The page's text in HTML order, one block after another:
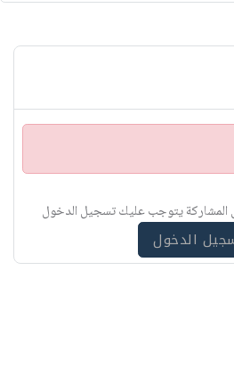
المشاركة يتوجب عليك تسجيل الدخول
الدخول